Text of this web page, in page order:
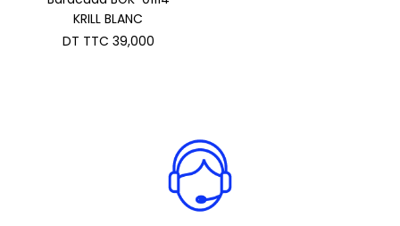
KRILL BLANC
DT TTC 39,000